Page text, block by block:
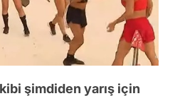
şimdiden yarış için